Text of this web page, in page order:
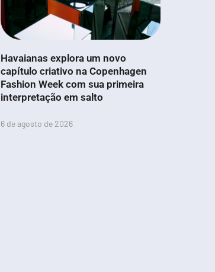
Havaianas explora um novo
capítulo criativo na Copenhagen
Fashion Week com sua primeira
interpretação em salto
6 de agosto de 2026